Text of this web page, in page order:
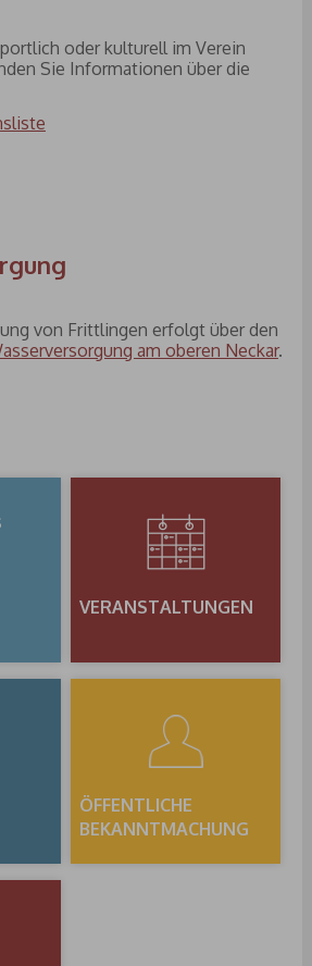
oder kulturell im Verein
Sie Informationen über die
von Frittlingen erfolgt über den
am oberen Neckar.
VERANSTALTUNGEN
ÖFFENTLICHE
BEKANNTMACHUNG